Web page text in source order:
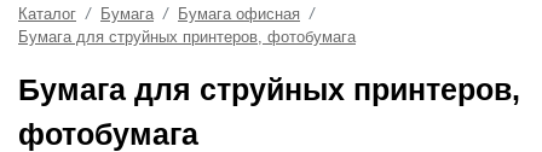
Каталог Бумага
Бумага офисная
Бумага для струйных принтеров, фотобумага
Бумага для струйных принтеров,
фотобумага